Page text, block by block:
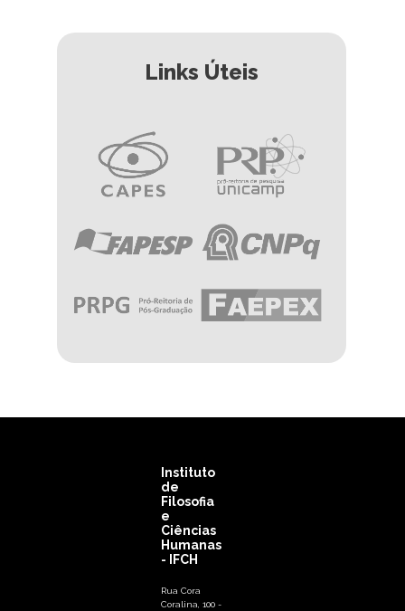
Links Úteis
Imagem
Imagem Imagem
Imagem
Instituto
de
Filosofia
e
Ciências
Humanas
- IFCH
Rua Cora
Coralina, 100 -